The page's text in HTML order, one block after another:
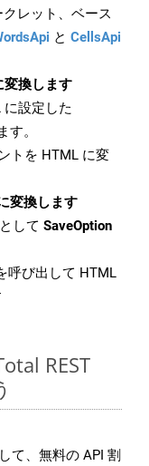
レット、ベース
と CellsApi
変換します
設定した
す。
トを HTML に変
変換します
して SaveOption
呼び出して HTML
REST
て、無料の API 割